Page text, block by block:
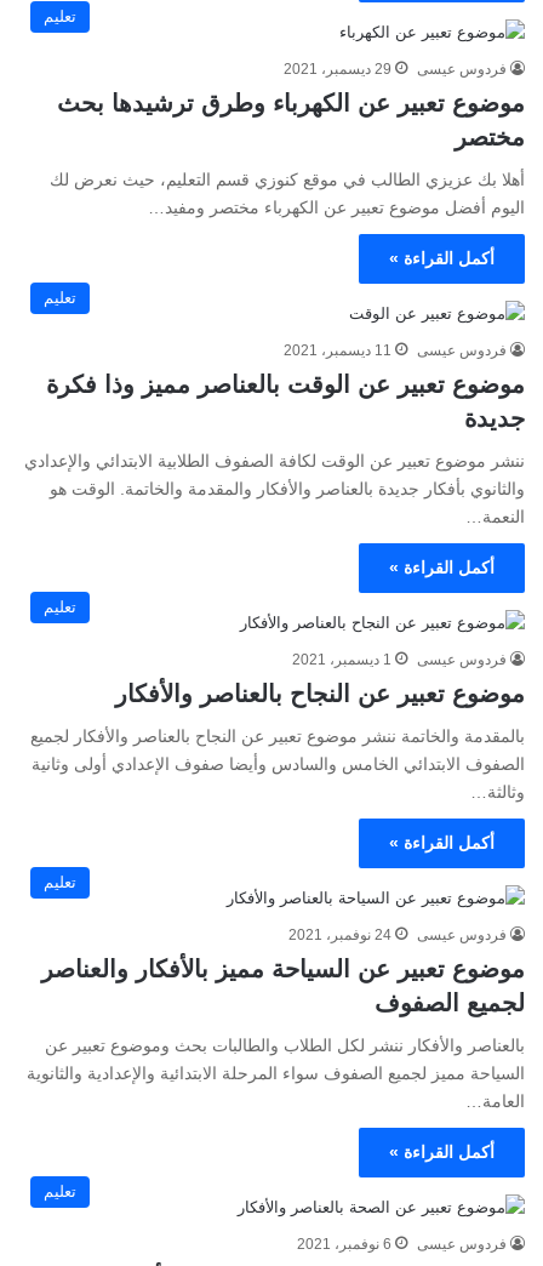
تعليم
فردوس عيسى 29 ديسمبر، 2021
موضوع تعبير عن الكهرباء وطرق ترشيدها بحث
مختصر
أهلا بك عزيزي الطالب في موقع كنوزي قسم التعليم، حيث نعرض لك
اليوم أفضل موضوع تعبير عن الكهرباء مختصر ومفيد…
أكمل القراءة »
تعليم
فردوس عيسى 11 ديسمبر، 2021
موضوع تعبير عن الوقت بالعناصر مميز وذا فكرة
جديدة
ننشر موضوع تعبير عن الوقت لكافة الصفوف الطلابية الابتدائي والإعدادي
والثانوي بأفكار جديدة بالعناصر والأفكار والمقدمة والخاتمة. الوقت هو
النعمة…
أكمل القراءة »
تعليم
فردوس عيسى 1 ديسمبر، 2021
موضوع تعبير عن النجاح بالعناصر والأفكار
بالمقدمة والخاتمة ننشر موضوع تعبير عن النجاح بالعناصر والأفكار لجميع
الصفوف الابتدائي الخامس والسادس وأيضا صفوف الإعدادي أولى وثانية
وثالثة…
أكمل القراءة »
تعليم
فردوس عيسى 24 نوفمبر، 2021
موضوع تعبير عن السياحة مميز بالأفكار والعناصر
لجميع الصفوف
بالعناصر والأفكار ننشر لكل الطلاب والطالبات بحث وموضوع تعبير عن
السياحة مميز لجميع الصفوف سواء المرحلة الابتدائية والإعدادية والثانوية
العامة…
أكمل القراءة »
تعليم
فردوس عيسى 6 نوفمبر، 2021